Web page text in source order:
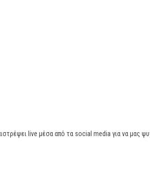
live μέσα από τα social media για να μας